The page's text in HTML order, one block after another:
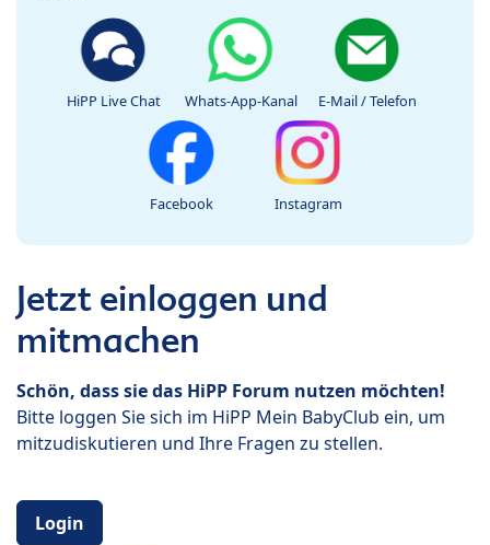
HiPP Live Chat Whats-App-Kanal E-Mail / Telefon
Facebook Instagram
Jetzt einloggen und
mitmachen
Schön, dass sie das HiPP Forum nutzen möchten!
Bitte loggen Sie sich im HiPP Mein BabyClub ein, um
mitzudiskutieren und Ihre Fragen zu stellen.
Login